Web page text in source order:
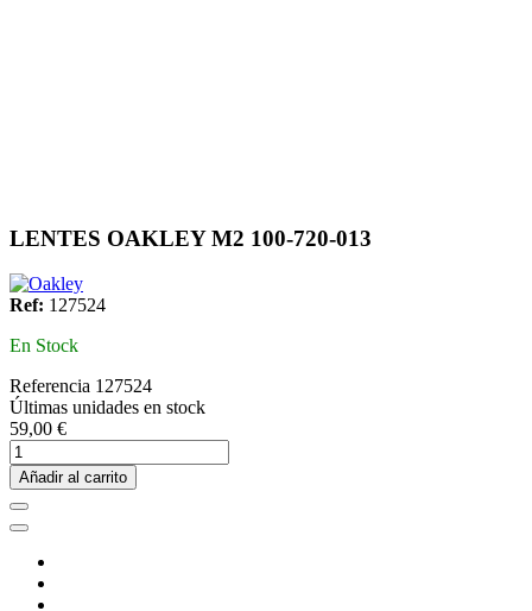
LENTES OAKLEY M2 100-720-013
Ref: 127524
En Stock
Referencia 127524
Últimas unidades en stock
59,00 €
Añadir al carrito